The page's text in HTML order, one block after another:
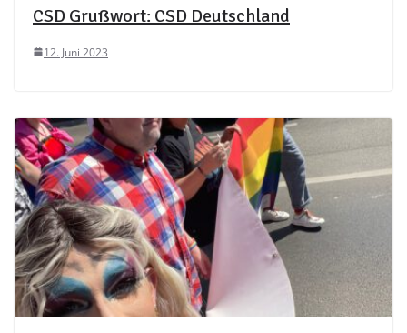
CSD Grußwort: CSD Deutschland
12. Juni 2023